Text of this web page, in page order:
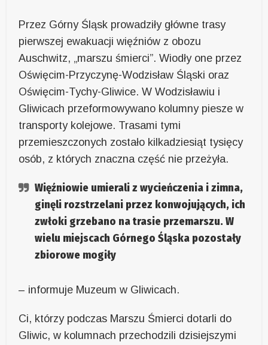
Przez Górny Śląsk prowadziły główne trasy
pierwszej ewakuacji więźniów z obozu
Auschwitz, „marszu śmierci”. Wiodły one przez
Oświęcim-Przyczynę-Wodzisław Śląski oraz
Oświęcim-Tychy-Gliwice. W Wodzisławiu i
Gliwicach przeformowywano kolumny piesze w
transporty kolejowe. Trasami tymi
przemieszczonych zostało kilkadziesiąt tysięcy
osób, z których znaczna część nie przeżyła.
Więźniowie umierali z wycieńczenia i zimna,
ginęli rozstrzelani przez konwojujących, ich
zwłoki grzebano na trasie przemarszu. W
wielu miejscach Górnego Śląska pozostały
zbiorowe mogiły
– informuje Muzeum w Gliwicach.
Ci, którzy podczas Marszu Śmierci dotarli do
Gliwic, w kolumnach przechodzili dzisiejszymi